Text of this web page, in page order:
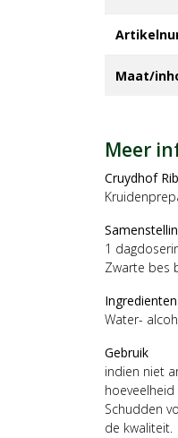
Maat/
Meer
Cruydhof
1
Zwarte bes
Ingredienten
Water-
Gebruik
indien niet
Schudden
de kwaliteit.